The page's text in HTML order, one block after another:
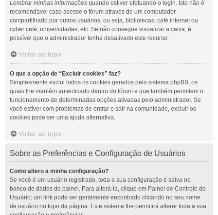
Lembrar minhas informações quando estiver efetuando o login. Isto não é
recomendável caso acesse o fórum através de um computador
compartilhado por outros usuários, ou seja, bibliotecas, café internet ou
cyber café, universidades, etc. Se não consegue visualizar a caixa, é
possível que o administrador tenha desativado este recurso.
Voltar ao topo
O que a opção de “Excluir cookies” faz?
Simplesmente exclui todos os cookies gerados pelo sistema phpBB, os
quais lhe mantém autenticado dentro do fórum e que também permitem o
funcionamento de determinadas opções ativadas pelo administrador. Se
você estiver com problemas de entrar e sair na comunidade, excluir os
cookies pode ser uma ajuda alternativa.
Voltar ao topo
Sobre as Preferências e Configuração de Usuários
Como altero a minha configuração?
Se você é um usuário registrado, toda a sua configuração é salva no
banco de dados do painel. Para alterá-la, clique em Painel de Controle do
Usuário; um link pode ser geralmente encontrado clicando no seu nome
de usuário no topo da página. Este sistema lhe permitirá alterar toda a sua